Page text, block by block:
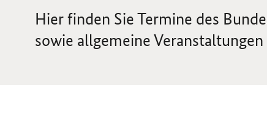
Hier finden Sie Termine des
sowie allgemeine